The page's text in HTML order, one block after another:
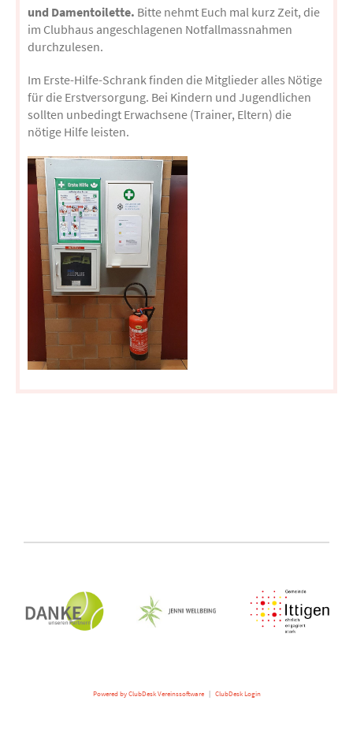
und Damentoilette. Bitte nehmt Euch mal kurz Zeit, die
im Clubhaus angeschlagenen Notfallmassnahmen
durchzulesen.
Im Erste-Hilfe-Schrank finden die Mitglieder alles Nötige
für die Erstversorgung. Bei Kindern und Jugendlichen
sollten unbedingt Erwachsene (Trainer, Eltern) die
nötige Hilfe leisten.
Powered by ClubDesk Vereinssoftware| ClubDesk Login